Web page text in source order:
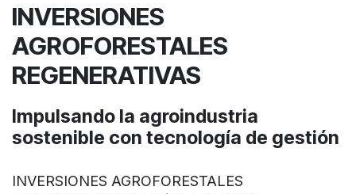
INVERSIONES
AGROFORESTALES
REGENERATIVAS
Impulsando la agroindustria
sostenible con tecnología de gestión
INVERSIONES AGROFORESTALES